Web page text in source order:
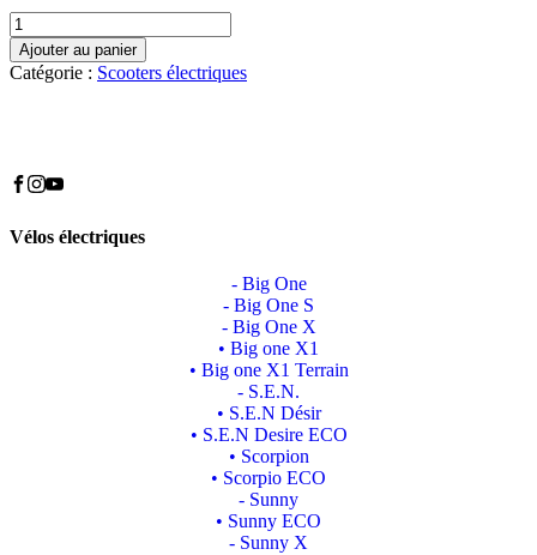
quantité
de
SUNNY
X
Ajouter au panier
Catégorie : Scooters électriques
Vélos électriques
- Big One
- Big One S
- Big One X
• Big one X1
• Big one X1 Terrain
- S.E.N.
• S.E.N Désir
• S.E.N Desire ECO
• Scorpion
• Scorpio ECO
- Sunny
• Sunny ECO
- Sunny X